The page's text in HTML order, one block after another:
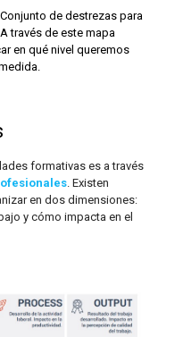
Conjunto de destrezas para
través de este mapa
en qué nivel queremos
formativas es a través
. Existen
en dos dimensiones:
y cómo impacta en el